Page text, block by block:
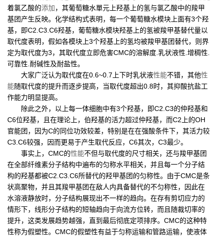
着氯乙酸的添加，其葡萄糖水單元上羟基上的氢与氯乙酸中的羧甲
基团产生反映。化学结构式表明，每一个葡萄糖水模块上面有3个羟
基，即C2.C3.C6羟基，葡萄糖水模块羟基上的氢被羧甲基替代量以
取代度表明，假如各模块上3个羟基上的氢均被羧甲基团替代，则界
定为取代度为3，其取代度立即危害CMC的溶解度.乳状液性.增稠性.
可靠性.耐碱性及耐盐性。
大家广泛认为取代度在0.6~0.7上下时乳状液性能不错，其他性
能随取代度的提升而逐步提高，当取代度超出0.8时，其抑酸抗盐工
作能力明显提高。
除此之外，以上每一体细胞中有3个羟基，即C2.C3的仲羟基和
C6位羟基，且在理论上，伯羟基的活力超过仲羟基，而C2上的OH
官能团，因为C的同位功效较差，特别是在在强酸条件下，其活力较
C3.C6较强，因而更易于产生取代反应，C6其次，C3最少。
事实上，CMC的性能不但与取代度的尺寸相关，还与羧甲基团
在全部纤维素分子结构中遍布的匀称水平相关，并且每一个分子结
构的羟基都被C2.C3.C6所替代的羟甲基团的匀称性。由于CMC是条
状高聚物，并且其羧甲基团在敌人内具备替代的不匀称性，因此在
水溶液静放时，分子结构展现出不一样的趋向。在存有剪切应力的
情形下，线形分子结构的短轴趋向于向流方位转，而且随裁切率的
提升，这类发展趋势越强，直到最后彻底定项排序。CMC的这种特
性称为假塑性。CMC的假塑性有益于匀称运输和管路运输，使液体